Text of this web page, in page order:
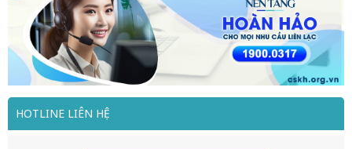
HOTLINE LIÊN HỆ